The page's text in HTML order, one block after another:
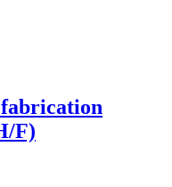
F)